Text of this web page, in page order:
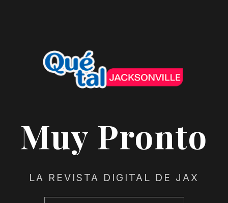
Muy Pronto
LA REVISTA DIGITAL DE JAX